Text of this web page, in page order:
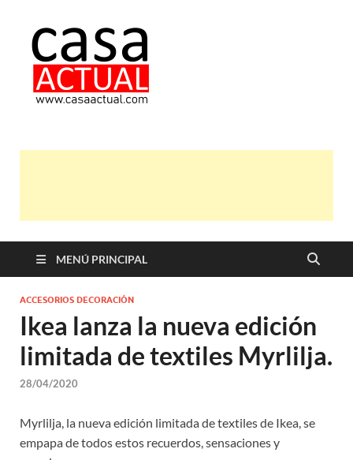
MENÚ PRINCIPAL
ACCESORIOS DECORACIÓN
Ikea lanza la nueva edición
limitada de textiles Myrlilja.
28/04/2020
Myrlilja, la nueva edición limitada de textiles de Ikea, se
empapa de todos estos recuerdos, sensaciones y